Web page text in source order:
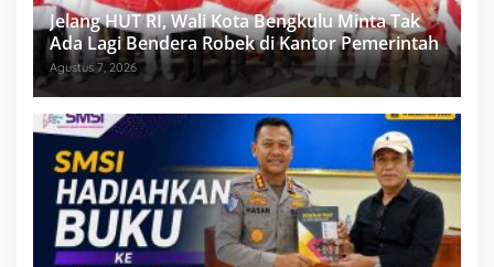
Jelang HUT RI, Wali Kota Bengkulu Minta Tak
Ada Lagi Bendera Robek di Kantor Pemerintah
Agustus 7, 2026